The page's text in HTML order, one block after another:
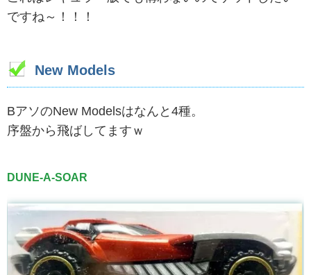
ですね～！！！
New Models
BアソのNew Modelsはなんと4種。
序盤から飛ばしてますｗ
DUNE-A-SOAR